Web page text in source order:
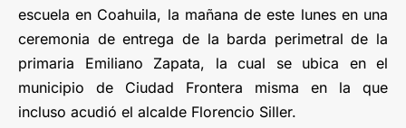
escuela en Coahuila, la mañana de este lunes en una
ceremonia de entrega de la barda perimetral de la
primaria Emiliano Zapata, la cual se ubica en el
municipio de Ciudad Frontera misma en la que
incluso acudió el alcalde Florencio Siller.